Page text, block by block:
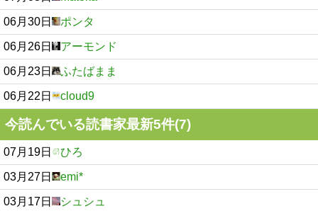
06月30日 ポンタ
06月26日 アーモンド
06月23日 ふたばまま
06月22日 cloud9
今読んでいる読書家最新5件(7)
07月19日 ひろ
03月27日 emi*
03月17日 シュシュ